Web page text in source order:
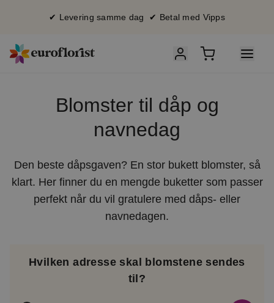
✔ Levering samme dag ✔ Betal med Vipps
Blomster til dåp og
navnedag
Den beste dåpsgaven? En stor bukett blomster, så
klart. Her finner du en mengde buketter som passer
perfekt når du vil gratulere med dåps- eller
navnedagen.
Hvilken adresse skal blomstene sendes
til?